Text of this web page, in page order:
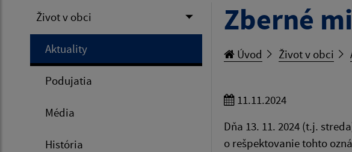
Život v obci
Aktuality
Podujatia
Média
História
Zberné
Úvod Život v obci
11.11.2024
Dňa 13. 11. 2024 (t.j.
o rešpektovanie tohto